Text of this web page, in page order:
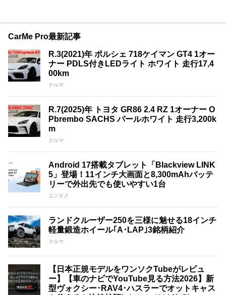
CarMe Pro最新記事
R.3(2021)年 ポルシェ 718ケイマン GT4 1オー
ナー PDLS付きLEDライト ホワイト 走行17,4
00km
クルマ
R.7(2025)年 トヨタ GR86 2.4 RZ 1オーナー O
Pbrembo SACHS パールホワイト 走行3,200k
m
クルマ
Android 17搭載タブレット「Blackview LINK
5」登場！11インチ大画面と8,300mAhバッテ
リーで外出先でも使いやすい1台
エンタメ
ランドクルーザー250を三様に魅せる18インチ
軽量鍛造ホイール｢A･LAP｣3銘柄紹介
クルマ
【日本正規モデルをワンソクTubeがレビュ
ー】【車のナビでYouTube見る方法2026】新
型ヴォクシー･RAV4･ハスラーでオットキャス